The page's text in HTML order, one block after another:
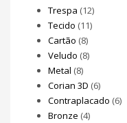
Trespa (12)
Tecido (11)
Cartão (8)
Veludo (8)
Metal (8)
Corian 3D (6)
Contraplacado (6)
Bronze (4)